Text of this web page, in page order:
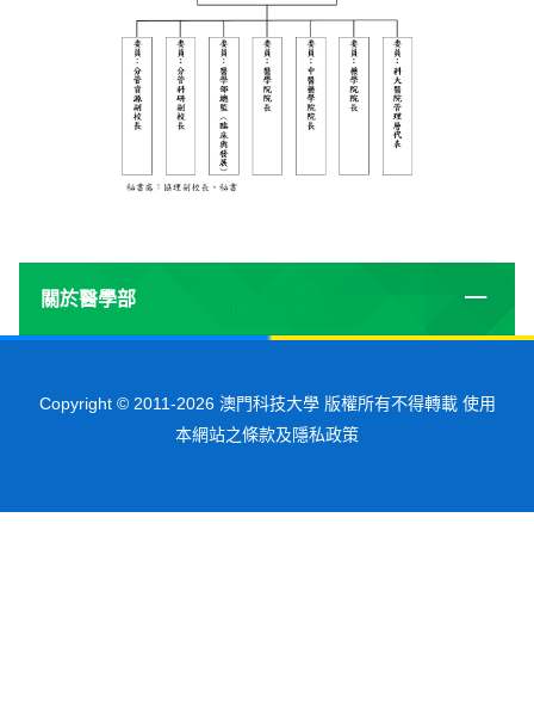
關於醫學部
Copyright © 2011-2026澳門科技大學 版權所有不得轉載 使用
本網站之條款及隱私政策